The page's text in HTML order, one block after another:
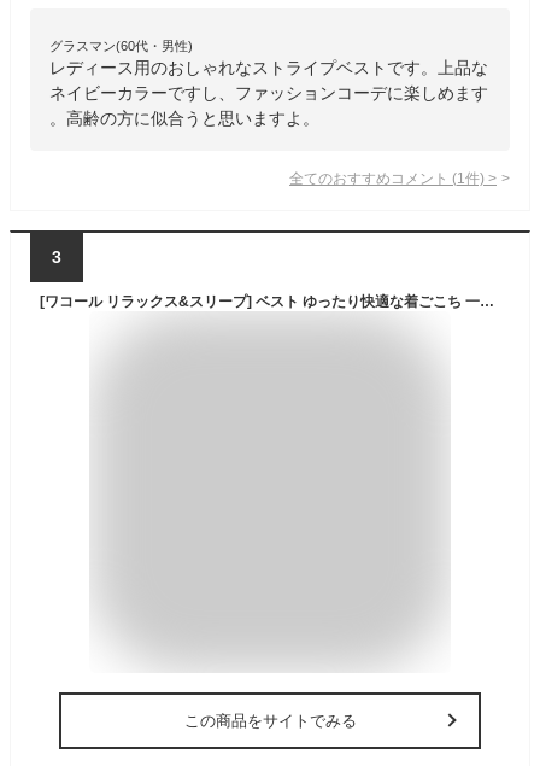
グラスマン(60代・男性)
レディース用のおしゃれなストライプベストです。上品な
ネイビーカラーですし、ファッションコーデに楽しめます
。高齢の方に似合うと思いますよ。
全てのおすすめコメント (1 件) >
3
[ワコール リラックス&スリープ] ベスト ゆったり快適な着ごこち 一枚仕立て 羽織もの 親切設計 前開き CRS051 レディース BE
この商品をサイトでみる